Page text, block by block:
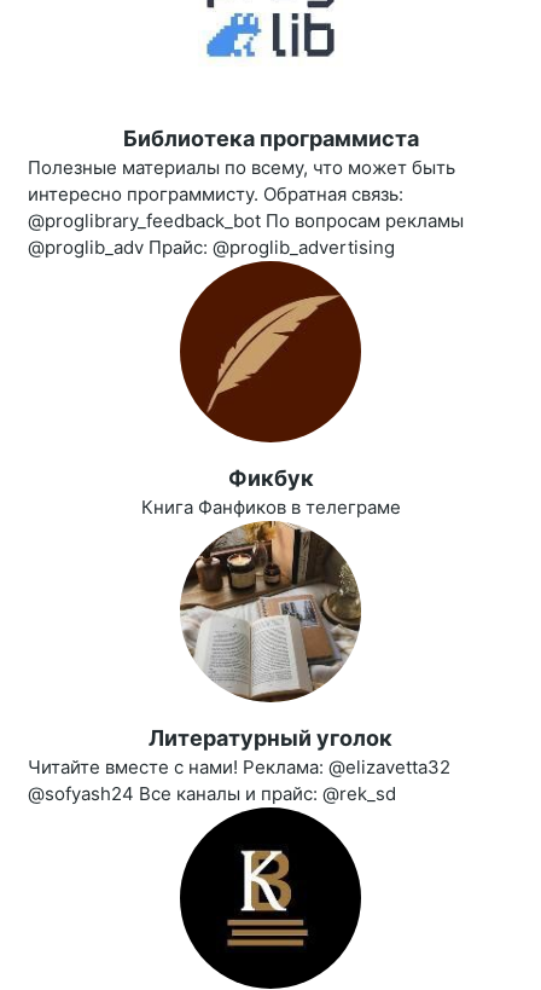
Библиотека программиста
Полезные материалы по всему, что может быть
интересно программисту. Обратная связь:
@proglibrary_feedback_bot По вопросам рекламы
@proglib_adv Прайс: @proglib_advertising
Фикбук
Книга Фанфиков в телеграме
Литературный уголок
Читайте вместе с нами! Реклама: @elizavetta32
@sofyash24 Все каналы и прайс: @rek_sd